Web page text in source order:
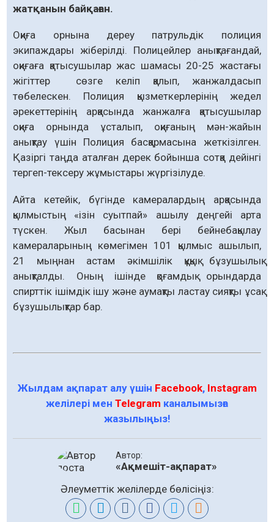
жатқанын байқаған.
Оқиға орнына дереу патрульдік полиция
экипаждары жіберілді. Полицейлер анық­тағандай,
оқиғаға қатысушылар жас шамасы 20-25 жастағы
жігіттер сөзге келіп қалып, жанжалдасып
төбелескен. Полиция қызметкерлерінің жедел
әрекеттерінің арқасында жанжалға қатысушылар
оқиға орнында ұсталып, оқиғаның мән-жайын
анықтау үшін Полиция басқармасына жеткізілген.
Қазіргі таңда аталған дерек бойынша сотқа дейінгі
тергеп-тексеру жұмыстары жүргізілуде.
Айта кетейік, бүгінде камералардың арқасында
қылмыстың «ізін суытпай» ашылу деңгейі арта
түскен. Жыл басынан бері бейнебақылау
камераларының көмегімен 101 қылмыс ашылып,
21 мыңнан астам әкім­шілік құқық бұзушылық
анықталды. Оның ішінде қоғамдық орындарда
спирттік ішімдік ішу және аумақты ластау сияқты ұсақ
бұзушылықтар бар.
Жылдам ақпарат алу үшін Facebook, Instagram
желілері мен Telegram каналымызға
жазылыңыз!
Автор:
«Ақмешіт-ақпарат»
Әлеуметтік желілерде бөлісіңіз: